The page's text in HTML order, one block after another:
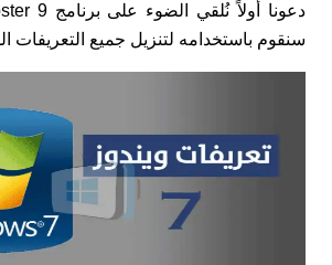
سنقوم باستخدامه لتنزيل جميع التعريفات